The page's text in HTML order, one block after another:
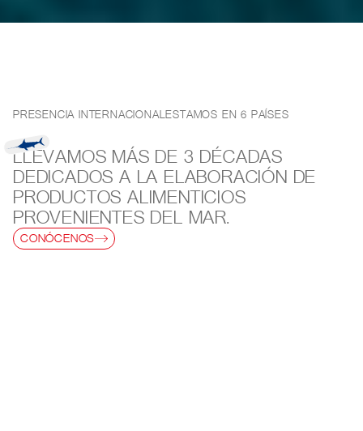
PRESENCIA INTERNACIONALESTAMOS EN 6 PAÍSES
LLEVAMOS MÁS DE 3 DÉCADAS
DEDICADOS A LA ELABORACIÓN DE
PRODUCTOS ALIMENTICIOS
PROVENIENTES DEL MAR.
CONÓCENOS